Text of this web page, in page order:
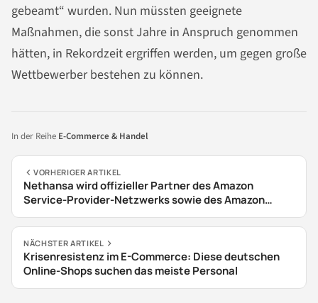
gebeamt“ wurden. Nun müssten geeignete
Maßnahmen, die sonst Jahre in Anspruch genommen
hätten, in Rekordzeit ergriffen werden, um gegen große
Wettbewerber bestehen zu können.
In der Reihe E-Commerce & Handel
VORHERIGER ARTIKEL
Nethansa wird offizieller Partner des Amazon
Service-Provider-Netzwerks sowie des Amazon
Appstores
NÄCHSTER ARTIKEL
Krisenresistenz im E-Commerce: Diese deutschen
Online-Shops suchen das meiste Personal